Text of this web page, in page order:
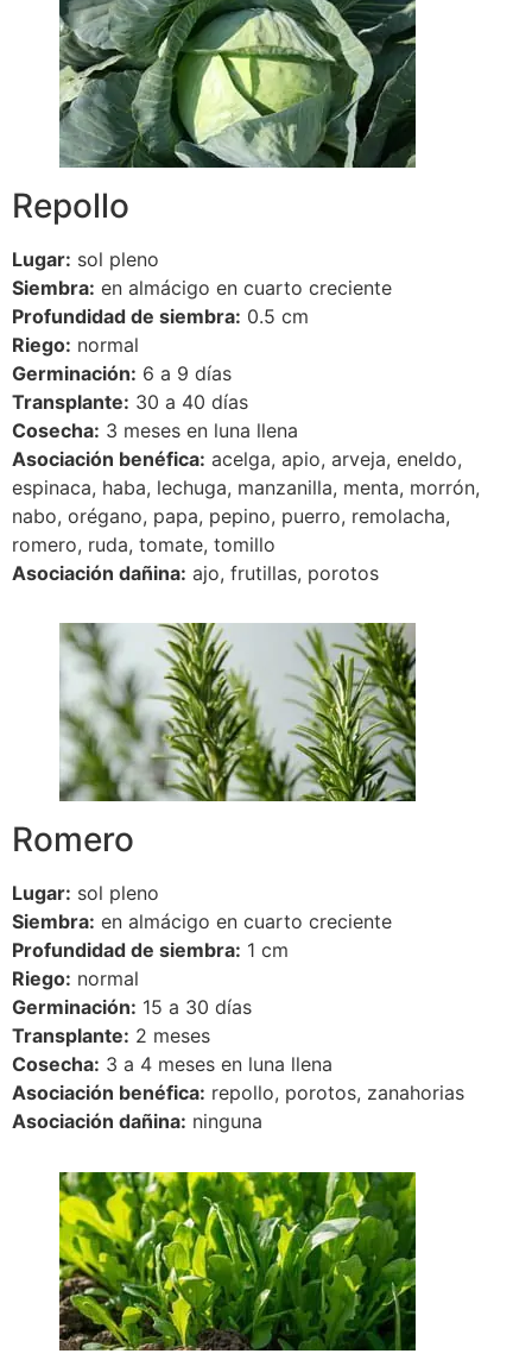
Repollo
Lugar: sol pleno
Siembra: en almácigo en cuarto creciente
Profundidad de siembra: 0.5 cm
Riego: normal
Germinación: 6 a 9 días
Transplante: 30 a 40 días
Cosecha: 3 meses en luna llena
Asociación benéfica: acelga, apio, arveja, eneldo,
espinaca, haba, lechuga, manzanilla, menta, morrón,
nabo, orégano, papa, pepino, puerro, remolacha,
romero, ruda, tomate, tomillo
Asociación dañina: ajo, frutillas, porotos
Romero
Lugar: sol pleno
Siembra: en almácigo en cuarto creciente
Profundidad de siembra: 1 cm
Riego: normal
Germinación: 15 a 30 días
Transplante: 2 meses
Cosecha: 3 a 4 meses en luna llena
Asociación benéfica: repollo, porotos, zanahorias
Asociación dañina: ninguna